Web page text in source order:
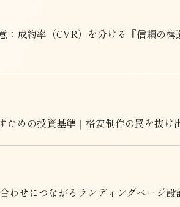
成約率（CVR）を分ける『信頼の
ための投資基準｜格安制作の罠を抜
わせにつながるランディングページ設